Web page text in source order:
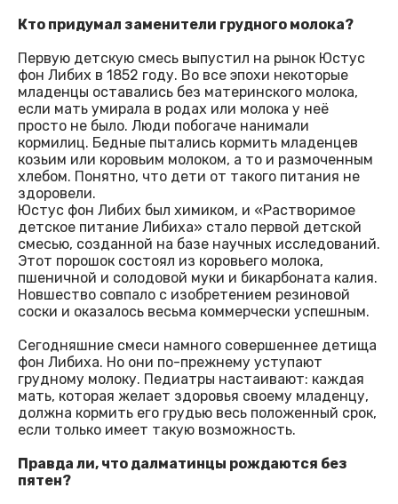
Кто придумал заменители грудного молока?
Первую детскую смесь выпустил на рынок Юстус
фон Либих в 1852 году. Во все эпохи некоторые
младенцы оставались без материнского молока,
если мать умирала в родах или молока у неё
просто не было. Люди побогаче нанимали
кормилиц. Бедные пытались кормить младенцев
козьим или коровьим молоком, а то и размоченным
хлебом. Понятно, что дети от такого питания не
здоровели.
Юстус фон Либих был химиком, и «Растворимое
детское питание Либиха» стало первой детской
смесью, созданной на базе научных исследований.
Этот порошок состоял из коровьего молока,
пшеничной и солодовой муки и бикарбоната калия.
Новшество совпало с изобретением резиновой
соски и оказалось весьма коммерчески успешным.
Сегодняшние смеси намного совершеннее детища
фон Либиха. Но они по-прежнему уступают
грудному молоку. Педиатры настаивают: каждая
мать, которая желает здоровья своему младенцу,
должна кормить его грудью весь положенный срок,
если только имеет такую возможность.
Правда ли, что далматинцы рождаются без
пятен?